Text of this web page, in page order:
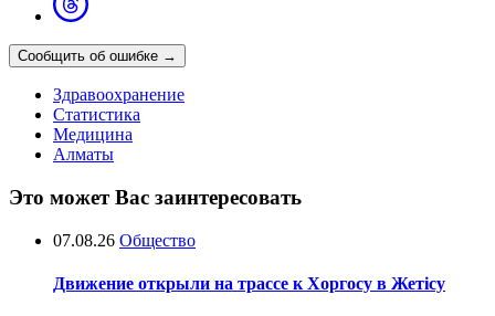
Сообщить об ошибке →
Здравоохранение
Статистика
Медицина
Алматы
Это может Вас заинтересовать
07.08.26 Общество
Движение открыли на трассе к Хоргосу в Жетісу